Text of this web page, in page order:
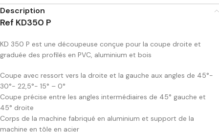
Description
Ref KD350 P
KD 350 P est une découpeuse conçue pour la coupe droite et
graduée des profilés en PVC, aluminium et bois
Coupe avec ressort vers la droite et la gauche aux angles de 45°-
30°- 22,5°- 15° – 0°
Coupe précise entre les angles intermédiaires de 45° gauche et
45° droite
Corps de la machine fabriqué en aluminium et support de la
machine en tôle en acier